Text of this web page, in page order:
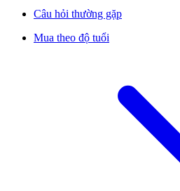
Câu hỏi thường gặp
Mua theo độ tuổi